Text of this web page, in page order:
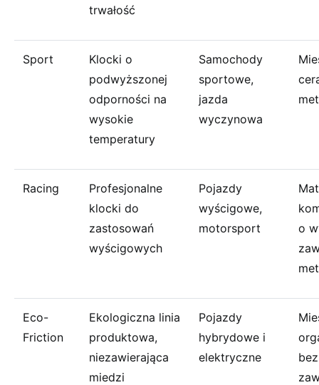
trwałość
Sport
Klocki o
podwyższonej
odporności na
wysokie
temperatury
Samochody
sportowe,
jazda
wyczynowa
Racing
Profesjonalne
klocki do
zastosowań
wyścigowych
Pojazdy
wyścigowe,
motorsport
o
Eco-
Friction
Ekologiczna linia
produktowa,
niezawierająca
miedzi
Pojazdy
hybrydowe i
elektryczne
bez